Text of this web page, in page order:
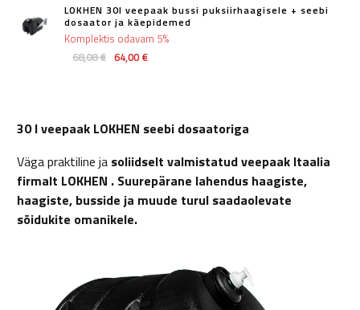
LOKHEN 30l veepaak bussi puksiirhaagisele + seebi
dosaator ja käepidemed
68,08 € 64,00 €
Komplektis odavam 5%
30 l veepaak LOKHEN seebi dosaatoriga
Väga praktiline ja soliidselt valmistatud veepaak Itaalia
firmalt LOKHEN . Suurepärane lahendus haagiste,
haagiste, busside ja muude turul saadaolevate
sõidukite omanikele.